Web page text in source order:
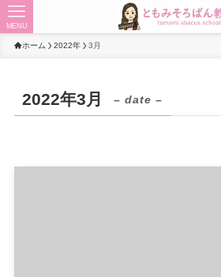
MENU
ホーム 2022年 3月
2022年3月 – date –